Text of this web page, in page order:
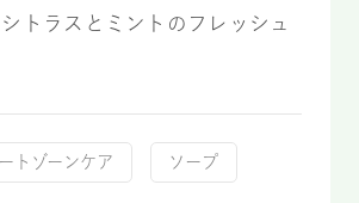
トラスとミントのフレッシュ
トゾーンケア ソープ